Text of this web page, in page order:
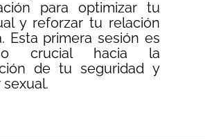
para optimizar tu
y reforzar tu relación
Esta primera sesión es
crucial hacia la
de tu seguridad y